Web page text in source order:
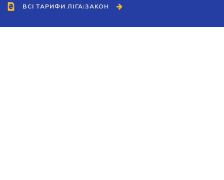
ВСІ ТАРИФИ ЛІГА:ЗАКОН